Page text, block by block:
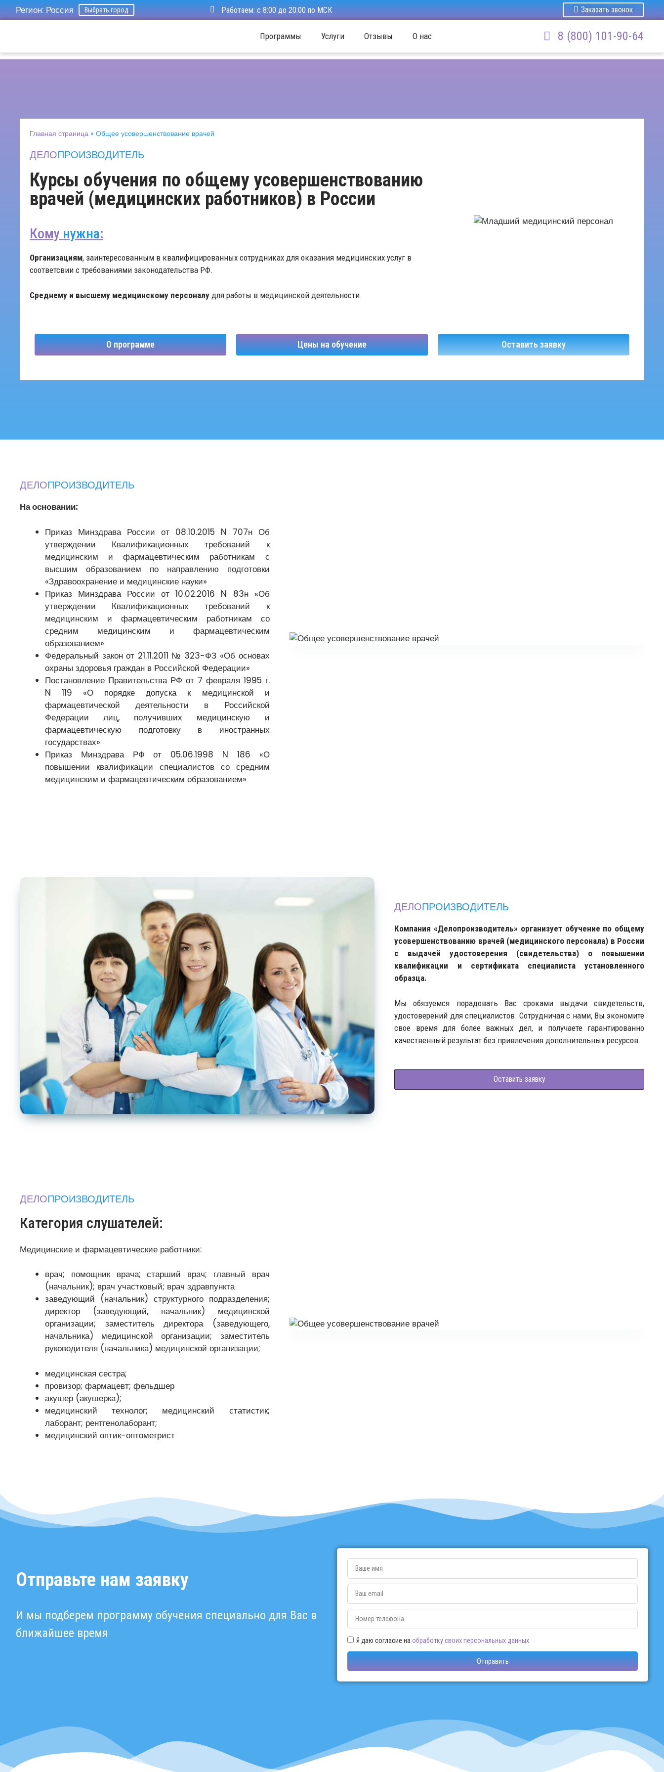
Регион: Россия Выбрать город Работаем: с 8:00 до 20:00 по МСК Заказать звонок
Программы Услуги Отзывы О нас 8 (800) 101-90-64
Главная страница » Общее усовершенствование врачей
ДЕЛОПРОИЗВОДИТЕЛЬ
Курсы обучения по общему усовершенствованию
врачей (медицинских работников) в России
Кому нужна:
Организациям, заинтересованным в квалифицированных сотрудниках для оказания медицинских услуг в
соответсвии с требованиями законодательства РФ.
Среднему и высшему медицинскому персоналу для работы в медицинской деятельности.
О программе Цены на обучение Оставить заявку
ДЕЛОПРОИЗВОДИТЕЛЬ
На основании:
Приказ Минздрава России от 08.10.2015 N 707н Об
утверждении Квалификационных требований к
медицинским и фармацевтическим работникам с
высшим образованием по направлению подготовки
«Здравоохранение и медицинские науки»
Приказ Минздрава России от 10.02.2016 N 83н «Об
утверждении Квалификационных требований к
медицинским и фармацевтическим работникам со
средним медицинским и фармацевтическим
образованием»
Федеральный закон от 21.11.2011 № 323-ФЗ «Об основах
охраны здоровья граждан в Российской Федерации»
Постановление Правительства РФ от 7 февраля 1995 г.
N 119 «О порядке допуска к медицинской и
фармацевтической деятельности в Российской
Федерации лиц, получивших медицинскую и
фармацевтическую подготовку в иностранных
государствах»
Приказ Минздрава РФ от 05.06.1998 N 186 «О
повышении квалификации специалистов со средним
медицинским и фармацевтическим образованием»
ДЕЛОПРОИЗВОДИТЕЛЬ
Компания «Делопроизводитель» организует обучение по общему
усовершенствованию врачей (медицинского персонала) в России
с выдачей удостоверения (свидетельства) о повышении
квалификации и сертификата специалиста установленного
образца.
Мы обязуемся порадовать Вас сроками выдачи свидетельств,
удостоверений для специалистов. Сотрудничая с нами, Вы экономите
свое время для более важных дел, и получаете гарантированно
качественный результат без привлечения дополнительных ресурсов.
Оставить заявку
ДЕЛОПРОИЗВОДИТЕЛЬ
Категория слушателей:
Медицинские и фармацевтические работники:
врач; помощник врача; старший врач; главный врач
(начальник); врач участковый; врач здравпункта
заведующий (начальник) структурного подразделения;
директор (заведующий, начальник) медицинской
организации; заместитель директора (заведующего,
начальника) медицинской организации; заместитель
руководителя (начальника) медицинской организации;
медицинская сестра;
провизор; фармацевт; фельдшер
акушер (акушерка);
медицинский технолог; медицинский статистик;
лаборант; рентгенолаборант;
медицинский оптик-оптометрист
Отправьте нам заявку
И мы подберем программу обучения специально для Вас в
ближайшее время
Я даю согласие на обработку своих персональных данных
Отправить